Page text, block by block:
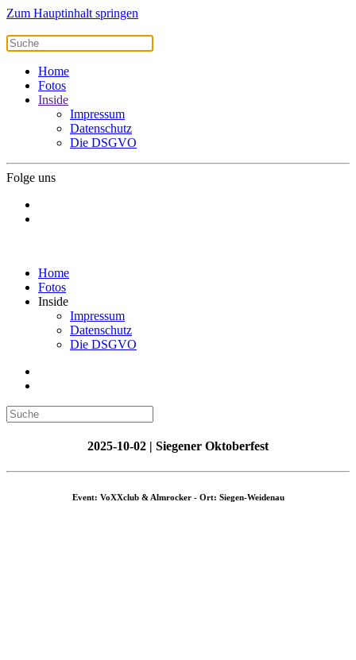
Zum Hauptinhalt springen
Home
Fotos
Inside
Impressum
Datenschutz
Die DSGVO
Folge uns
Home
Fotos
Inside
Impressum
Datenschutz
Die DSGVO
2025-10-02 | Siegener Oktoberfest
Event: VoXXclub & Almrocker - Ort: Siegen-Weidenau